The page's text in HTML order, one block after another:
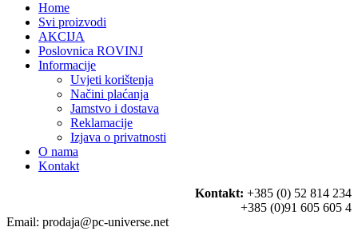
Home
Svi proizvodi
AKCIJA
Poslovnica ROVINJ
Informacije
Uvjeti korištenja
Načini plaćanja
Jamstvo i dostava
Reklamacije
Izjava o privatnosti
O nama
Kontakt
Kontakt: +385 (0) 52 814 234
+385 (0)91 605 605 4
Email: prodaja@pc-universe.net